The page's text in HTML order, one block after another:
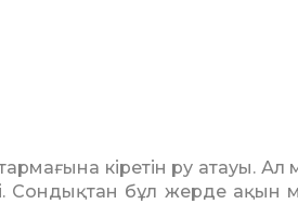
кіретін ру атауы. Ал
Сондық­тан бұл жерде ақын